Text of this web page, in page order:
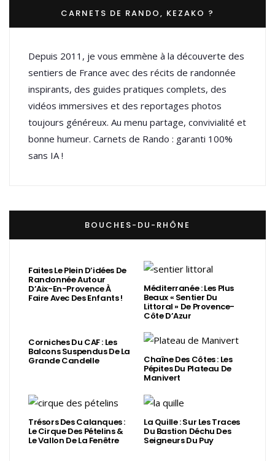
CARNETS DE RANDO, KEZAKO ?
Depuis 2011, je vous emmène à la découverte des
sentiers de France avec des récits de randonnée
inspirants, des guides pratiques complets, des
vidéos immersives et des reportages photos
toujours généreux. Au menu partage, convivialité et
bonne humeur. Carnets de Rando : garanti 100%
sans IA !
BOUCHES-DU-RHÔNE
Faites Le Plein D’idées De
Randonnée Autour
D’Aix-En-Provence À
Faire Avec Des Enfants !
Méditerranée : Les Plus
Beaux « Sentier Du
Littoral » De Provence-
Côte D’Azur
Corniches Du CAF : Les
Balcons Suspendus De La
Grande Candelle Chaîne Des Côtes : Les
Pépites Du Plateau De
Manivert
Trésors Des Calanques :
Le Cirque Des Pételins &
Le Vallon De La Fenêtre
La Quille : Sur Les Traces
Du Bastion Déchu Des
Seigneurs Du Puy